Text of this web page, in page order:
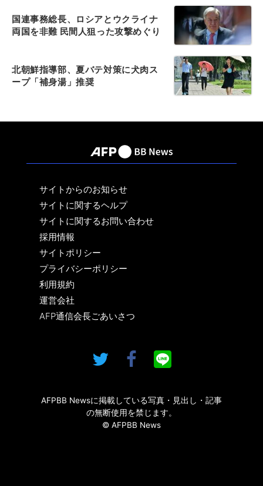
国連事務総長、ロシアとウクライナ
両国を非難 民間人狙った攻撃めぐり
北朝鮮指導部、夏バテ対策に犬肉ス
ープ「補身湯」推奨
サイトからのお知らせ
サイトに関するヘルプ
サイトに関するお問い合わせ
採用情報
サイトポリシー
プライバシーポリシー
利用規約
運営会社
AFP通信会長ごあいさつ
AFPBB Newsに掲載している写真・見出し・記事
の無断使用を禁じます。
© AFPBB News